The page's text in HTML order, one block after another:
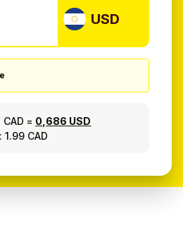
USD
CAD = 0,686 USD
CAD